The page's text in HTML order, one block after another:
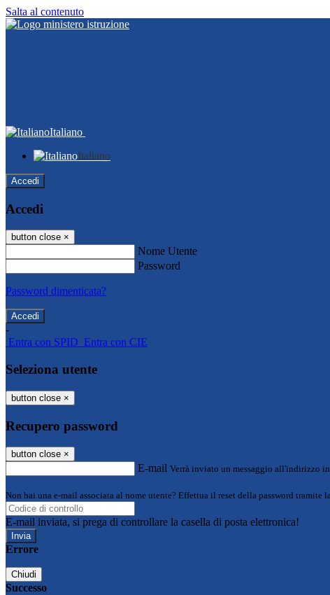
Salta al contenuto
Italiano
Italiano
Accedi
Accedi
button close ×
Nome Utente
Password
Password dimenticata?
-
Entra con SPID Entra con CIE
Seleziona utente
button close ×
Recupero password
button close ×
E-mail Verrà inviato un messaggio all'indirizzo
Non hai una e-mail associata al nome utente? Effettua il reset della password tramite
E-mail inviata, si prega di controllare la casella di posta elettronica!
Errore
Chiudi
Successo